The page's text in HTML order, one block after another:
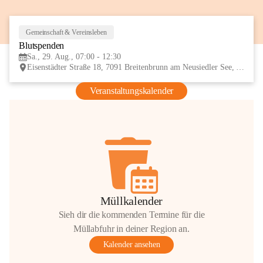
Gemeinschaft & Vereinsleben
Blutspenden
Sa., 29. Aug., 07:00 - 12:30
Eisenstädter Straße 18, 7091 Breitenbrunn am Neusiedler See, AUT
Veranstaltungskalender
Müllkalender
Sieh dir die kommenden Termine für die
Müllabfuhr in deiner Region an.
Kalender ansehen